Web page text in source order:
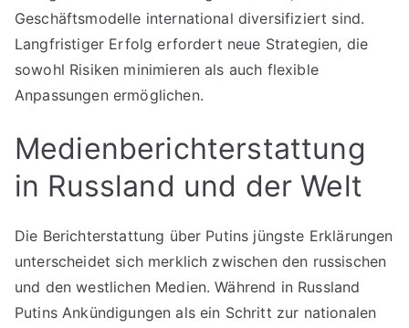
Geschäftsmodelle international diversifiziert sind.
Langfristiger Erfolg erfordert neue Strategien, die
sowohl Risiken minimieren als auch flexible
Anpassungen ermöglichen.
Medienberichterstattung
in Russland und der Welt
Die Berichterstattung über Putins jüngste Erklärungen
unterscheidet sich merklich zwischen den russischen
und den westlichen Medien. Während in Russland
Putins Ankündigungen als ein Schritt zur nationalen